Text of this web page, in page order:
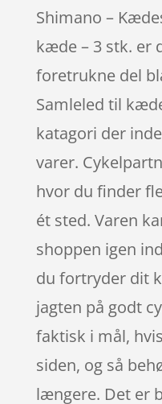
Shimano –
kæde – 3 stk. er
foretrukne del
Samleled til
katagori der
varer.
hvor du finder
ét sted. Varen
shoppen igen
du fortryder dit
jagten på godt
faktisk i mål,
siden, og så
længere. Det er